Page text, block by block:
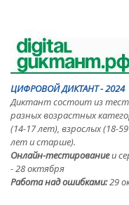
ЦИФРОВОЙ ДИКТАНТ - 2024
Диктант состоит из
разных возрастных
(14-17 лет), взрослых (18-
лет и старше).
Онлайн-тестированиеи
- 28 октября
Работа над ошибками:29